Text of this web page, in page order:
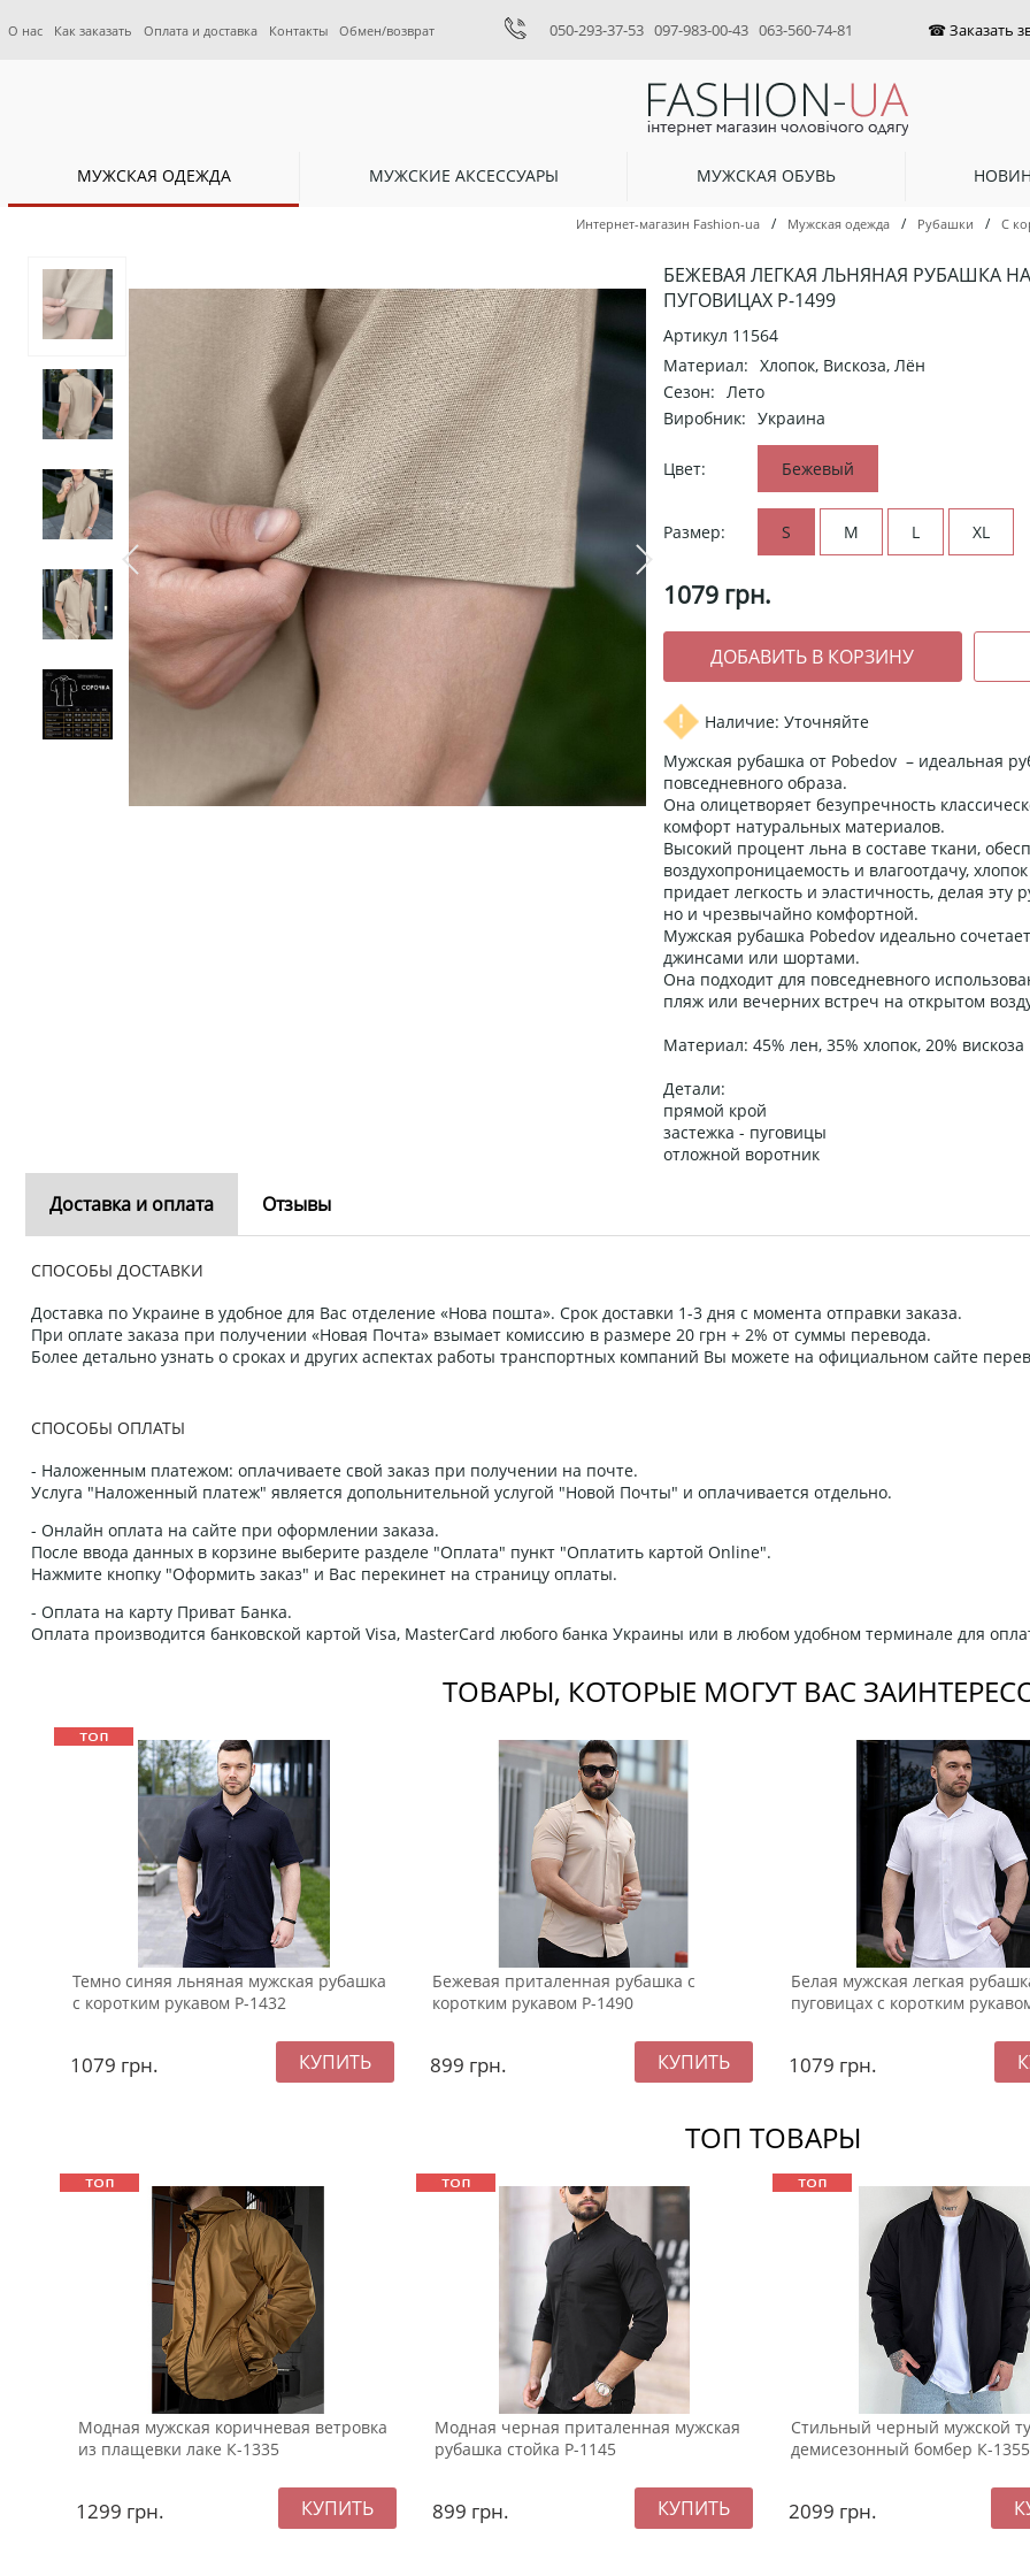
О нас Как заказать Оплата и доставка Контакты Обмен/возврат 050-293-37-53 097-983-00-43 063-560-74-81
МУЖСКАЯ ОДЕЖДА МУЖСКИЕ АКСЕССУАРЫ МУЖСКАЯ ОБУВЬ
Интернет-магазин Fashion-ua / Мужская одежда / Рубашки / С
БЕЖЕВАЯ ЛЕГКАЯ ЛЬНЯНАЯ РУБАШКА НА
ПУГОВИЦАХ Р-1499
Артикул 11564
Материал: Хлопок, Вискоза, Лён
Сезон: Лето
Виробник: Украина
Цвет: Бежевый
Размер: S M L XL
1079 грн.
Наличие: Уточняйте
Мужская рубашка от Pobedov – идеальная
повседневного образа.
Она олицетворяет безупречность
комфорт натуральных материалов.
Высокий процент льна в составе ткани,
воздухопроницаемость и влагоотдачу,
придает легкость и эластичность, делая эту
но и чрезвычайно комфортной.
Мужская рубашка Pobedov идеально
джинсами или шортами.
Она подходит для повседневного
пляж или вечерних встреч на открытом
Материал: 45% лен, 35% хлопок, 20% вискоза
Детали:
прямой крой
застежка - пуговицы
отложной воротник
Доставка и оплата Отзывы
СПОСОБЫ ДОСТАВКИ
Доставка по Украине в удобное для Вас отделение «Нова пошта». Срок доставки 1-3 дня с момента отправки заказа.
При оплате заказа при получении «Новая Почта» взымает комиссию в размере 20 грн + 2% от суммы перевода.
Более детально узнать о сроках и других аспектах работы транспортных компаний Вы можете на официальном сайте
СПОСОБЫ ОПЛАТЫ
- Наложенным платежом: оплачиваете свой заказ при получении на почте.
Услуга "Наложенный платеж" является допольнительной услугой "Новой Почты" и оплачивается отдельно.
- Онлайн оплата на сайте при оформлении заказа.
После ввода данных в корзине выберите разделе "Оплата" пункт "Оплатить картой Online".
Нажмите кнопку "Оформить заказ" и Вас перекинет на страницу оплаты.
- Оплата на карту Приват Банка.
Оплата производится банковской картой Visa, MasterCard любого банка Украины или в любом удобном терминале для
ТОВАРЫ, КОТОРЫЕ МОГУТ ВАС
Темно синяя льняная мужская рубашка
с коротким рукавом Р-1432
1079 грн.
Бежевая приталенная рубашка с
коротким рукавом Р-1490
899 грн.
Белая мужская легкая
пуговицах с коротким
1079 грн.
ТОП ТОВАРЫ
Модная мужская коричневая ветровка
из плащевки лаке К-1335
1299 грн.
Модная черная приталенная мужская
рубашка стойка Р-1145
899 грн.
Стильный черный мужской
демисезонный бомбер К-1355
2099 грн.